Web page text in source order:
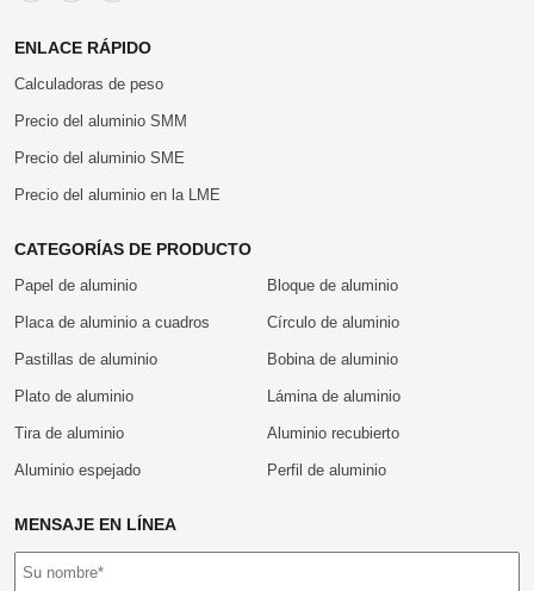
ENLACE RÁPIDO
Calculadoras de peso
Precio del aluminio SMM
Precio del aluminio SME
Precio del aluminio en la LME
CATEGORÍAS DE PRODUCTO
Papel de aluminio Bloque de aluminio
Placa de aluminio a cuadros Círculo de aluminio
Pastillas de aluminio Bobina de aluminio
Plato de aluminio Lámina de aluminio
Tira de aluminio Aluminio recubierto
Aluminio espejado Perfil de aluminio
MENSAJE EN LÍNEA